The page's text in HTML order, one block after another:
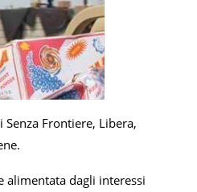
Frontiere, Libera,
alimentata dagli interessi